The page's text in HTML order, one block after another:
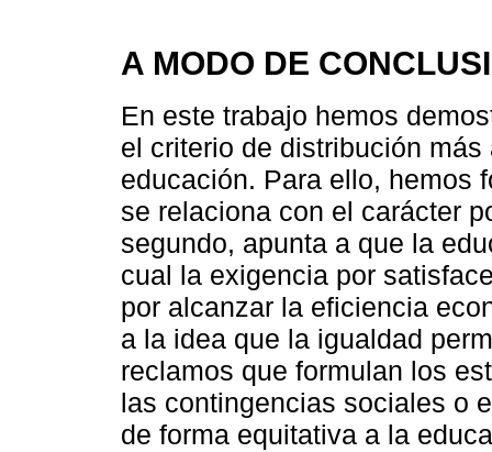
A MODO DE
En este trabajo hemos
el criterio de distribución
educación. Para ello, hemos
se relaciona con el carácter
segundo, apunta a que la
cual la exigencia por
por alcanzar la eficiencia
a la idea que la igualdad
reclamos que formulan los
las contingencias sociales o
de forma equitativa a la